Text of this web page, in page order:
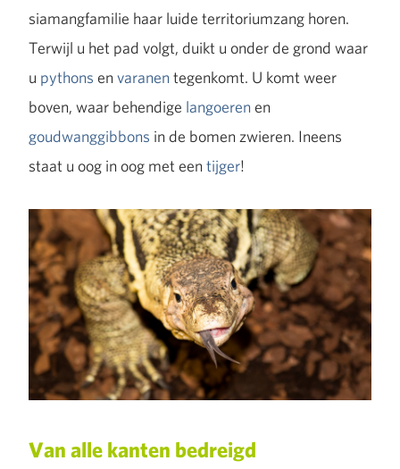
siamangfamilie haar luide territoriumzang horen.
Terwijl u het pad volgt, duikt u onder de grond waar
u pythons envaranen tegenkomt. U komt weer
boven, waar behendige langoeren en
goudwanggibbons in de bomen zwieren. Ineens
staat u oog in oog met eentijger!
Van alle kanten bedreigd